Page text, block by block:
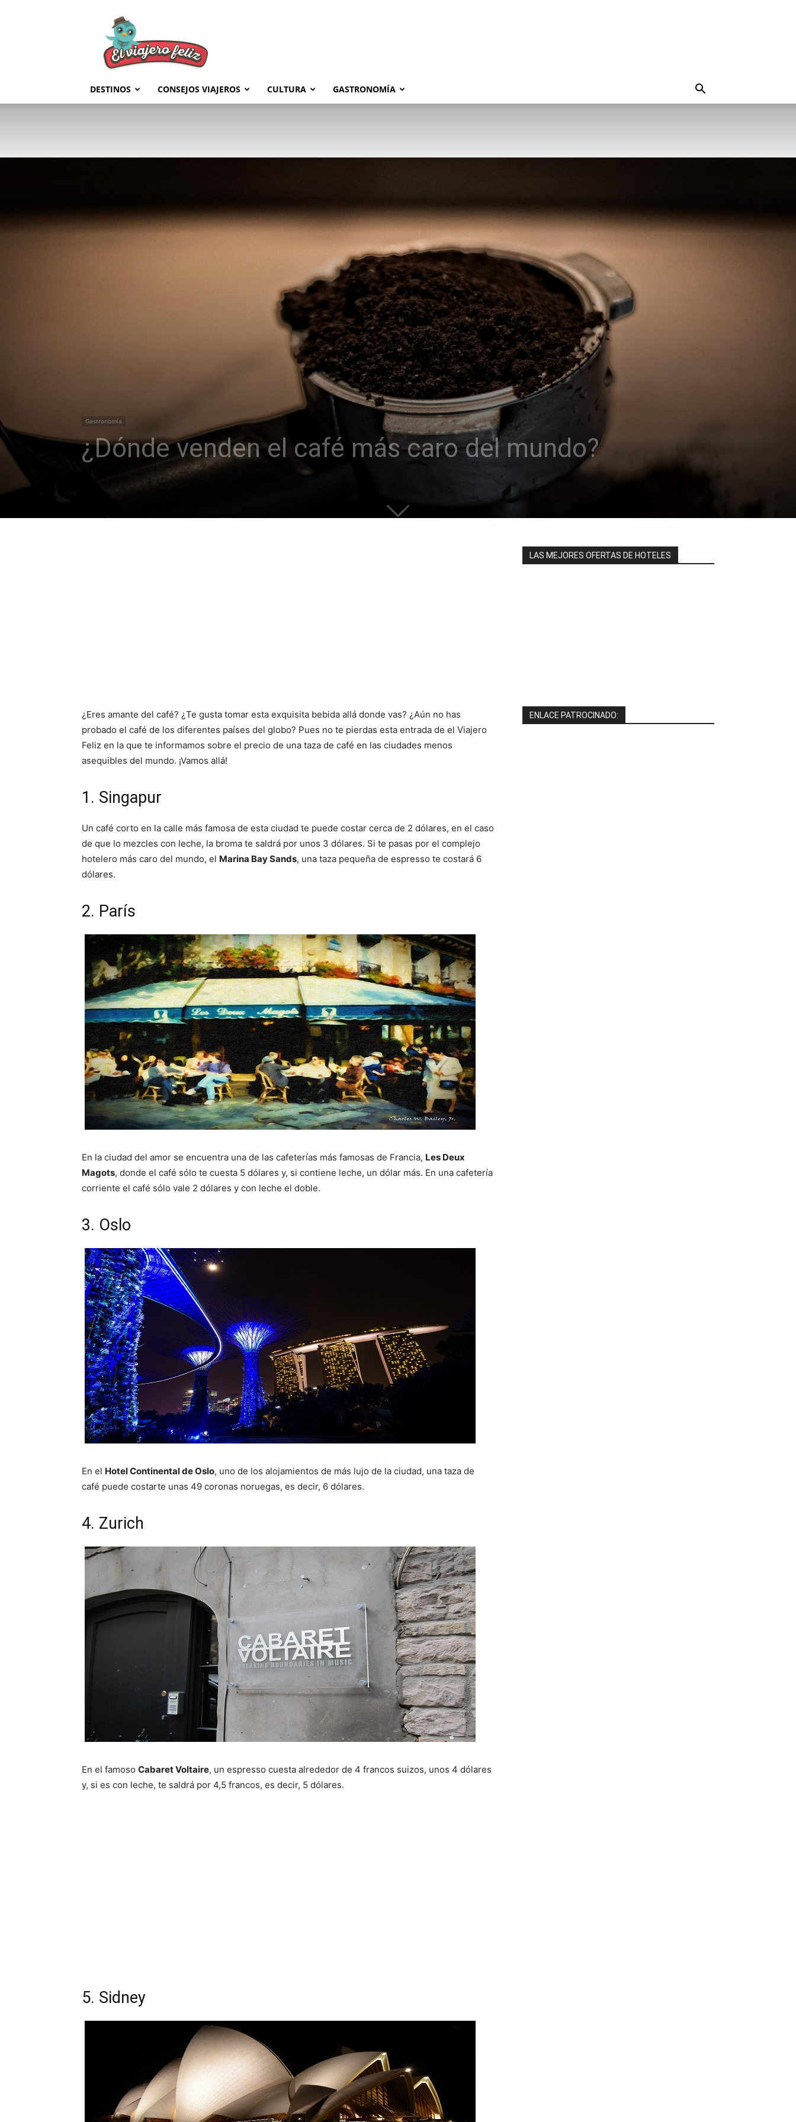
Feliz
DESTINOS CONSEJOS VIAJEROS CULTURA GASTRONOMÍA
Gastronomía
¿Dónde venden el café más caro del mundo?
¿Eres amante del café? ¿Te gusta tomar esta exquisita bebida allá donde vas? ¿Aún no has
probado el café de los diferentes países del globo? Pues no te pierdas esta entrada de el Viajero
Feliz en la que te informamos sobre el precio de una taza de café en las ciudades menos
asequibles del mundo. ¡Vamos allá!
1. Singapur
Un café corto en la calle más famosa de esta ciudad te puede costar cerca de 2 dólares, en el caso
de que lo mezcles con leche, la broma te saldrá por unos 3 dólares. Si te pasas por el complejo
hotelero más caro del mundo, el Marina Bay Sands, una taza pequeña de espresso te costará 6
dólares.
2. París
En la ciudad del amor se encuentra una de las cafeterías más famosas de Francia, Les Deux
Magots, donde el café sólo te cuesta 5 dólares y, si contiene leche, un dólar más. En una cafetería
corriente el café sólo vale 2 dólares y con leche el doble.
3. Oslo
En el Hotel Continental de Oslo, uno de los alojamientos de más lujo de la ciudad, una taza de
café puede costarte unas 49 coronas noruegas, es decir, 6 dólares.
4. Zurich
En el famoso Cabaret Voltaire, un espresso cuesta alrededor de 4 francos suizos, unos 4 dólares
y, si es con leche, te saldrá por 4,5 francos, es decir, 5 dólares.
5. Sidney
LAS MEJORES OFERTAS DE HOTELES
ENLACE PATROCINADO: